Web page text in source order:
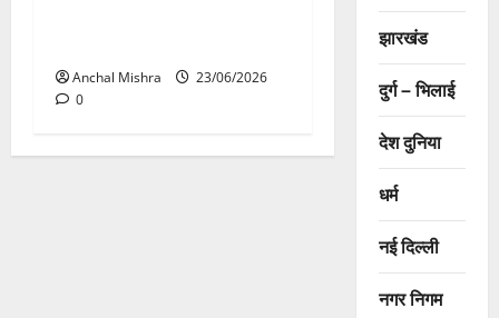
Anchal Mishra
23/06/2026
0
झारखंड
दुर्ग – भिलाई
देश दुनिया
धर्म
नई दिल्ली
नगर निगम